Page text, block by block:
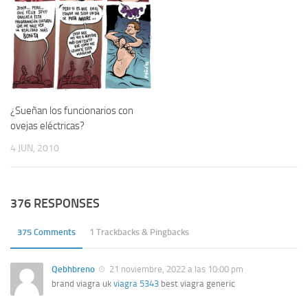
¿Sueñan los funcionarios con
ovejas eléctricas?
4 JUN, 2010
376 RESPONSES
375 Comments 1 Trackbacks & Pingbacks
Qebhbreno
21 noviembre, 2022 a las 10:00 pm
brand viagra uk viagra 5343 best viagra generic